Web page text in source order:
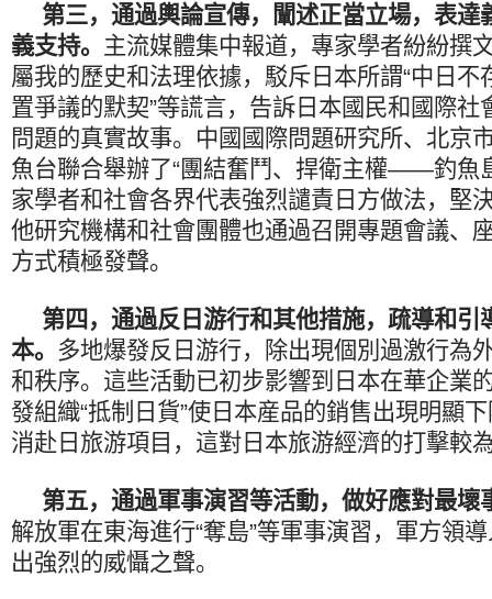
第三，通過輿論宣傳，闡述正當立場，表達
義支持。 主流媒體集中報道，專家學者紛紛撰
屬我的歷史和法理依據，駁斥日本所謂“中日不
置爭議的默契”等謊言，告訴日本國民和國際社
問題的真實故事。中國國際問題研究所、北京
魚台聯合舉辦了“團結奮鬥、捍衛主權——釣魚
家學者和社會各界代表強烈譴責日方做法，堅
他研究機構和社會團體也通過召開專題會議、
方式積極發聲。
第四，通過反日游行和其他措施，疏導和引
本。 多地爆發反日游行，除出現個別過激行為
和秩序。這些活動已初步影響到日本在華企業
發組織“抵制日貨”使日本産品的銷售出現明顯
消赴日旅游項目，這對日本旅游經濟的打擊較
第五，通過軍事演習等活動，做好應對最壞
解放軍在東海進行“奪島”等軍事演習，軍方領
出強烈的威懾之聲。